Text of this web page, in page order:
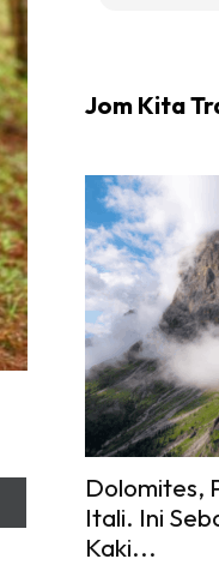
Jom Kita
Dolomites,
Itali. Ini
Kaki...